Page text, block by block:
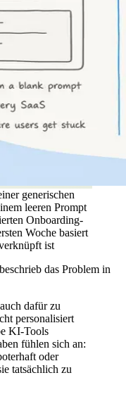
generischen
leeren Prompt
Onboarding-
Woche basiert
ist
das Problem in
dafür zu
personalisiert
KI-Tools
fühlen sich an:
oder
tatsächlich zu